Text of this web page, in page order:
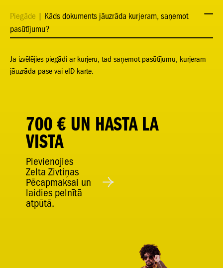
Piegāde | Kāds dokuments jāuzrāda kurjeram, saņemot
pasūtījumu?
Ja izvēlējies piegādi ar kurjeru, tad saņemot pasūtījumu, kurjeram
jāuzrāda pase vai eID karte.
700 € UN HASTA LA
VISTA
Pievienojies
Zelta Zivtiņas
Pēcapmaksai un
laidies pelnītā
atpūtā.